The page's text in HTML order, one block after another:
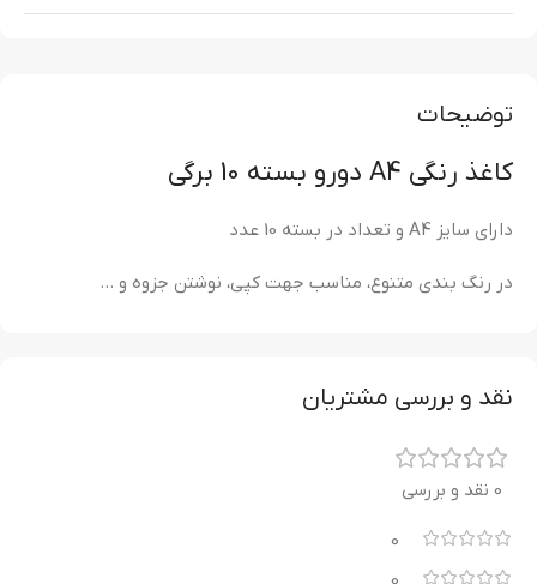
توضیحات
کاغذ رنگی A4 دورو بسته 10 برگی
دارای سایز A4 و تعداد در بسته 10 عدد
در رنگ بندی متنوع، مناسب جهت کپی، نوشتن جزوه و …
نقد و بررسی مشتریان
0 نقد و بررسی
0